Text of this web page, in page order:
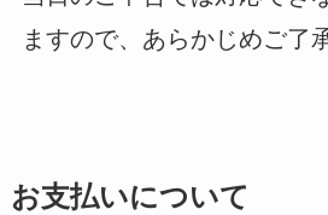
ますので、あらかじめご了
お支払いについて